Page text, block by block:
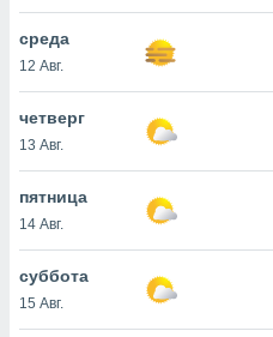
нашей
cookie
в
ВЫ
среда
12 Авг.
четверг
13 Авг.
пятница
14 Авг.
суббота
15 Авг.